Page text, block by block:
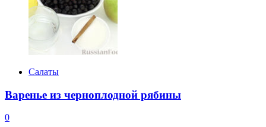
Салаты
Варенье из черноплодной рябины
0